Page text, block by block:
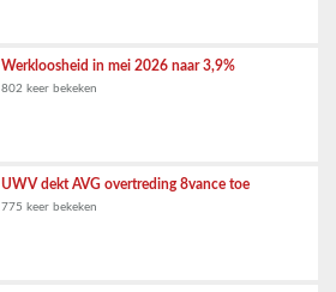
Werkloosheid in mei 2026 naar 3,9%
802 keer bekeken
UWV dekt AVG overtreding 8vance toe
775 keer bekeken